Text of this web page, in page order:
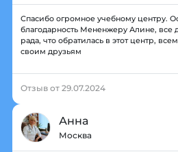
Спасибо огромное учебному центру.
благодарность Мененжеру Алине, все
рада, что обратилась в этот центр,
своим друзьям
Отзыв от 29.07.2024
Анна
Москва